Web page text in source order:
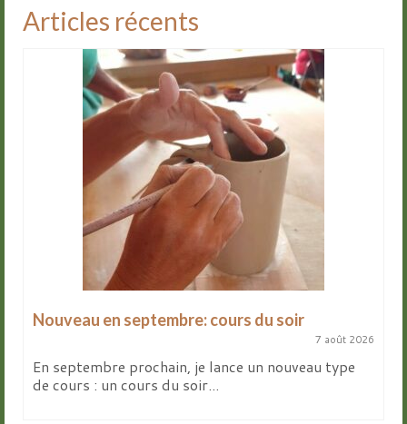
Articles récents
Nouveau en septembre: cours du soir
7 août 2026
En septembre prochain, je lance un nouveau type
de cours : un cours du soir...